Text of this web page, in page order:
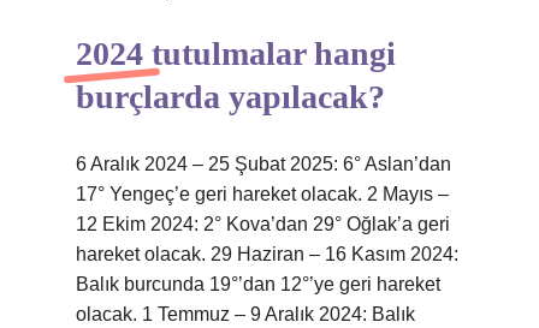
2024 tutulmalar hangi
burçlarda yapılacak?
6 Aralık 2024 – 25 Şubat 2025: 6° Aslan’dan
17° Yengeç’e geri hareket olacak. 2 Mayıs –
12 Ekim 2024: 2° Kova’dan 29° Oğlak’a geri
hareket olacak. 29 Haziran – 16 Kasım 2024:
Balık burcunda 19°’dan 12°’ye geri hareket
olacak. 1 Temmuz – 9 Aralık 2024: Balık